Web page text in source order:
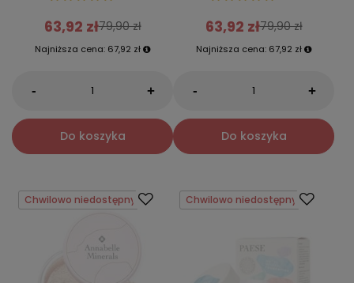
63,92 zł79,90 zł
Najniższa cena: 67,92 zł
- +
Do koszyka
63,92 zł79,90 zł
Najniższa cena: 67,92 zł
- +
Do koszyka
Chwilowo niedostępny Chwilowo niedostępny